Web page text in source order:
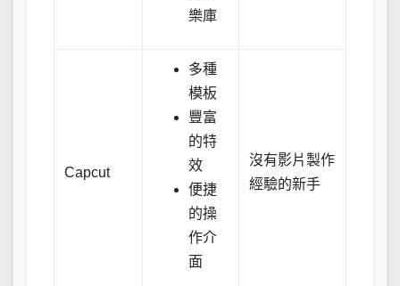
樂庫
Capcut
多種
模板
豐富
的特
效
便捷
的操
作介
面
沒有影片製作
經驗的新手